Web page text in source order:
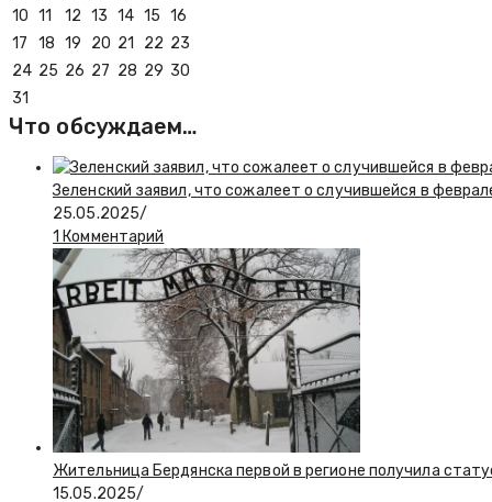
10 11 12 13 14 15 16
17
18 19 20 21 22 23
24 25 26 27 28 29 30
31
Что обсуждаем…
Зеленский заявил, что сожалеет о случившейся в
25.05.2025/
1 Комментарий
Жительница Бердянска первой в регионе получила
15.05.2025/